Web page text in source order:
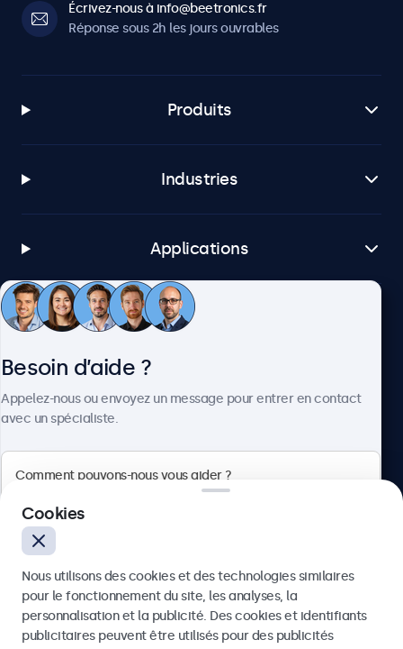
Écrivez-nous à info@beetronics.fr
Réponse sous 2h les jours ouvrables
Produits
Industries
Applications
Service client
4.8/5 noté par 5000+ entreprises
Français
Besoin d’aide ?
Appelez-nous ou envoyez un message pour entrer en contact
avec un spécialiste.
Cookies
Nous utilisons des cookies et des technologies similaires
pour le fonctionnement du site, les analyses, la
personnalisation et la publicité. Des cookies et identifiants
publicitaires peuvent être utilisés pour des publicités